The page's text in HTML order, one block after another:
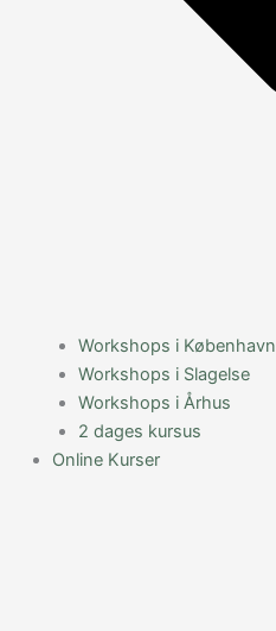
Workshops i København
Workshops i Slagelse
Workshops i Århus
2 dages kursus
Online Kurser